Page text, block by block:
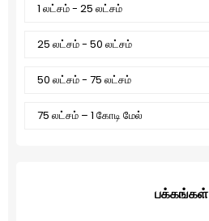
1 லட்சம் - 25 லட்சம்
25 லட்சம் - 50 லட்சம்
50 லட்சம் - 75 லட்சம்
75 லட்சம் – 1 கோடி மேல்
பக்கங்கள்